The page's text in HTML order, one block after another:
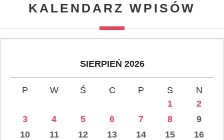
KALENDARZ WPISÓW
SIERPIEŃ 2026
P W Ś C P S
N
1
2
3
4 5 6 7 8
9
10
11 12 13 14 15
16